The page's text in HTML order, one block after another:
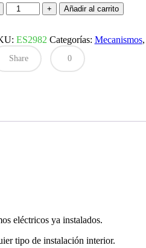
MARCO
EMBELLECEDOR
ELEMENTOS
ACERO
cantidad
Añadir al carrito
ES2982 Categorías: Mecanismos,
Share 0
eléctricos ya instalados.
tipo de instalación interior.